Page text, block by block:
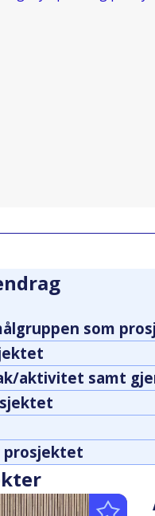
som
aktivitet samt
prosjektet